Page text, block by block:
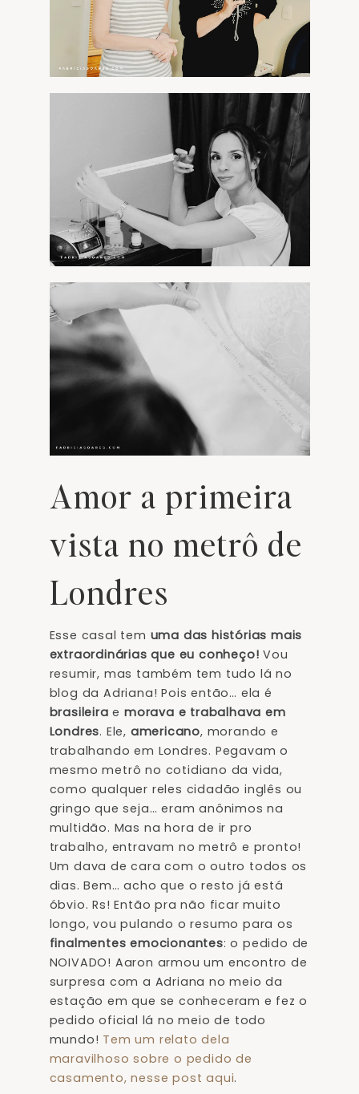
Amor a primeira
vista no metrô de
Londres
Esse casal tem uma das histórias mais
extraordinárias que eu conheço! Vou
resumir, mas também tem tudo lá no
blog da Adriana! Pois então… ela é
brasileira e morava e trabalhava em
Londres. Ele, americano, morando e
trabalhando em Londres. Pegavam o
mesmo metrô no cotidiano da vida,
como qualquer reles cidadão inglês ou
gringo que seja… eram anônimos na
multidão. Mas na hora de ir pro
trabalho, entravam no metrô e pronto!
Um dava de cara com o outro todos os
dias. Bem… acho que o resto já está
óbvio. Rs! Então pra não ficar muito
longo, vou pulando o resumo para os
finalmentes emocionantes: o pedido de
NOIVADO! Aaron armou um encontro de
surpresa com a Adriana no meio da
estação em que se conheceram e fez o
pedido oficial lá no meio de todo
mundo! Tem um relato dela
maravilhoso sobre o pedido de
casamento, nesse post aqui.